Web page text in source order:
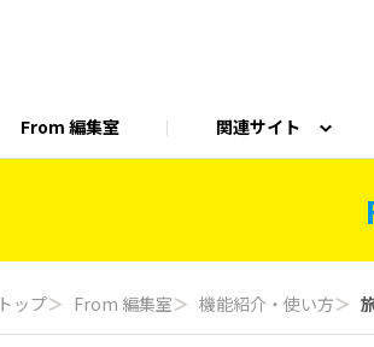
From 編集室 関連サイト
トップ＞ From 編集室＞ 機能紹介・使い方＞